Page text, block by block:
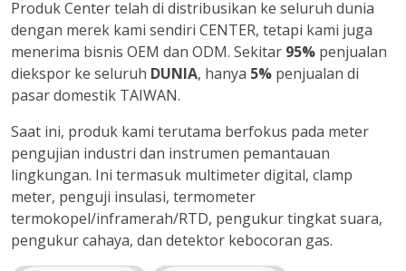
Produk Center telah di distribusikan ke seluruh dunia
dengan merek kami sendiri CENTER, tetapi kami juga
menerima bisnis OEM dan ODM. Sekitar 95% penjualan
diekspor ke seluruh DUNIA, hanya 5% penjualan di
pasar domestik TAIWAN.
Saat ini, produk kami terutama berfokus pada meter
pengujian industri dan instrumen pemantauan
lingkungan. Ini termasuk multimeter digital, clamp
meter, penguji insulasi, termometer
termokopel/inframerah/RTD, pengukur tingkat suara,
pengukur cahaya, dan detektor kebocoran gas.